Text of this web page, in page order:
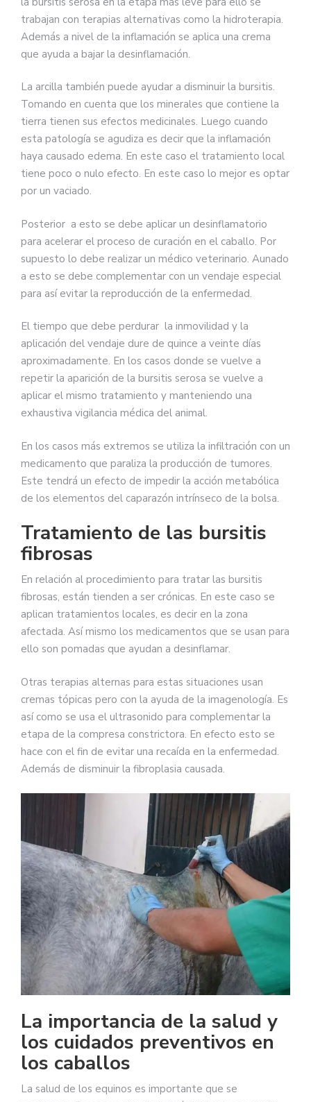
trabajan con terapias alternativas como la hidroterapia.
Además a nivel de la inflamación se aplica una crema
que ayuda a bajar la desinflamación.
La arcilla también puede ayudar a disminuir la bursitis.
Tomando en cuenta que los minerales que contiene la
tierra tienen sus efectos medicinales. Luego cuando
esta patología se agudiza es decir que la inflamación
haya causado edema. En este caso el tratamiento local
tiene poco o nulo efecto. En este caso lo mejor es optar
por un vaciado.
Posterior a esto se debe aplicar un desinflamatorio
para acelerar el proceso de curación en el caballo. Por
supuesto lo debe realizar un médico veterinario. Aunado
a esto se debe complementar con un vendaje especial
para así evitar la reproducción de la enfermedad.
El tiempo que debe perdurar la inmovilidad y la
aplicación del vendaje dure de quince a veinte días
aproximadamente. En los casos donde se vuelve a
repetir la aparición de la bursitis serosa se vuelve a
aplicar el mismo tratamiento y manteniendo una
exhaustiva vigilancia médica del animal.
En los casos más extremos se utiliza la infiltración con un
medicamento que paraliza la producción de tumores.
Este tendrá un efecto de impedir la acción metabólica
de los elementos del caparazón intrínseco de la bolsa.
Tratamiento de las bursitis
fibrosas
En relación al procedimiento para tratar las bursitis
fibrosas, están tienden a ser crónicas. En este caso se
aplican tratamientos locales, es decir en la zona
afectada. Así mismo los medicamentos que se usan para
ello son pomadas que ayudan a desinflamar.
Otras terapias alternas para estas situaciones usan
cremas tópicas pero con la ayuda de la imagenología. Es
así como se usa el ultrasonido para complementar la
etapa de la compresa constrictora. En efecto esto se
hace con el fin de evitar una recaída en la enfermedad.
Además de disminuir la fibroplasia causada.
La importancia de la salud y
los cuidados preventivos en
los caballos
La salud de los equinos es importante que se